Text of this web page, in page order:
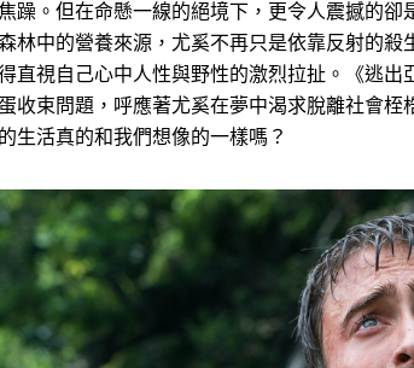
躁。但在命懸一線的絕境下，更令人震撼的卻
林中的營養來源，尤奚不再只是依靠反射的
直視自己心中人性與野性的激烈拉扯。《逃出
收束問題，呼應著尤奚在夢中渴求脫離社會桎
生活真的和我們想像的一樣嗎？